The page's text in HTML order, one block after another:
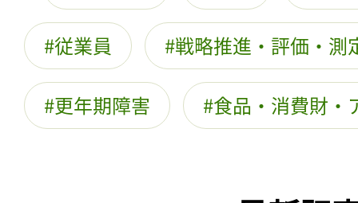
従業員 戦略推進・評価・測
更年期障害 食品・消費財・